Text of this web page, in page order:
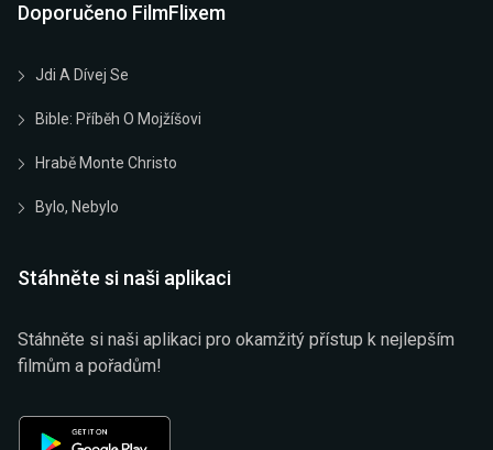
Doporučeno FilmFlixem
Jdi A Dívej Se
Bible: Příběh O Mojžíšovi
Hrabě Monte Christo
Bylo, Nebylo
Stáhněte si naši aplikaci
Stáhněte si naši aplikaci pro okamžitý přístup k nejlepším
filmům a pořadům!